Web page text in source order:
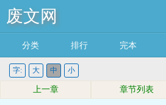
废文网
分类 排行 完本
字: 大 中 小
上一章 章节列表